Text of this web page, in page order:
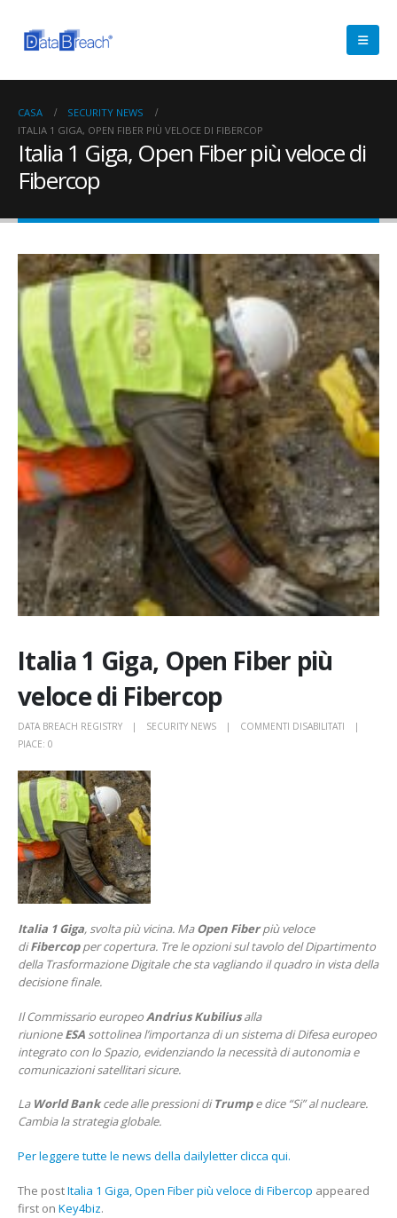
CASA
SECURITY NEWS
ITALIA 1 GIGA, OPEN FIBER PIÙ VELOCE DI FIBERCOP
Italia 1 Giga, Open Fiber più veloce di
Fibercop
Italia 1 Giga, Open Fiber più
veloce di Fibercop
DATA BREACH REGISTRY SECURITY NEWS COMMENTI DISABILITATI
PIACE: 0
Italia 1 Giga, svolta più vicina. MaOpen Fiberpiù veloce
diFibercopper copertura. Tre le opzioni sul tavolo del Dipartimento
della Trasformazione Digitale che sta vagliando il quadro in vista della
decisione finale.
Il Commissario europeoAndrius Kubiliusalla
riunioneESA sottolinea l’importanza di un sistema di Difesa europeo
integrato con lo Spazio, evidenziando la necessità di autonomia e
comunicazioni satellitari sicure.
La World Bankcede alle pressioni diTrumpe dice “Si” al nucleare.
Cambia la strategia globale.
Per leggere tutte le news della dailyletter clicca qui.
The postItalia 1 Giga, Open Fiber più veloce di Fibercop appeared
first on Key4biz.